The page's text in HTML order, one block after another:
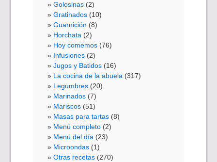
Golosinas (2)
Gratinados (10)
Guarnición (8)
Horchata (2)
Hoy comemos (76)
Infusiones (2)
Jugos y Batidos (16)
La cocina de la abuela (317)
Legumbres (20)
Marinados (7)
Mariscos (51)
Masas para tartas (8)
Menú completo (2)
Menú del día (23)
Microondas (1)
Otras recetas (270)